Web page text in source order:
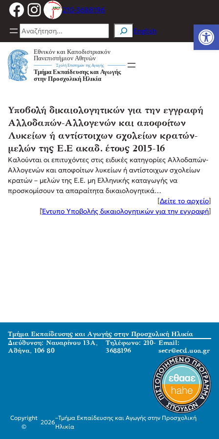
Μετάβαση
στο
περιεχόμενο
Facebook
Instagram
210-3688196
Search English
Υποβολή δικαιολογητικών για την εγγραφή
Αλλοδαπών-Αλλογενών και αποφοίτων
Λυκείων ή αντίστοιχων σχολείων κρατών-
μελών της Ε.Ε ακαδ. έτους 2015-16
Καλούνται οι επιτυχόντες στις ειδικές κατηγορίες Αλλοδαπών-
Αλλογενών και αποφοίτων λυκείων ή αντίστοιχων σχολείων
κρατών – μελών της Ε.Ε. μη Ελληνικής καταγωγής να
προσκομίσουν τα απαραίτητα δικαιολογητικά…
[Δείτε το αρχείο]
[Έντυπο Υποβολής δικαιολογητικών για την εγγραφή]
Τμήμα Εκπαίδευσης και Αγωγής στην Προσχολική Ηλικία
Διεύθυνση: Ναυαρίνου 13Α,
Αθήνα, 106 80
Τηλέφωνο: 210-
3688196
Email:
secr@ecd.uoa.gr
Copyright
©
2026
–Τμήμα Εκπαίδευσης και Αγωγής στην Προσχολική
Ηλικία